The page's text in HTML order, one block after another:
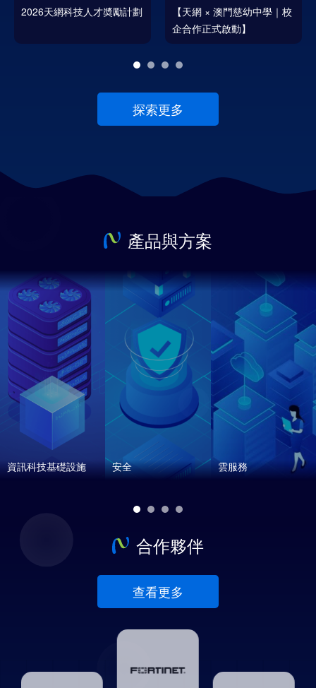
【天網 × 澳門慈幼中學｜校
【NetCraft Week 2026｜精
彩回顧，明年再會】
探索更多
產品與方案
安全 雲服務 智慧商業解決方案
合作夥伴
查看更多